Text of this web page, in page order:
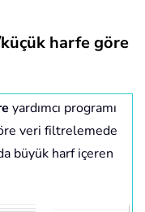
harfe göre
yardımcı programı
veri filtrelemede
büyük harf içeren